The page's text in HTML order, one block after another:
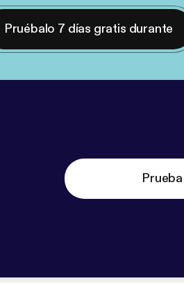
Pruébalo 7 días gratis durante